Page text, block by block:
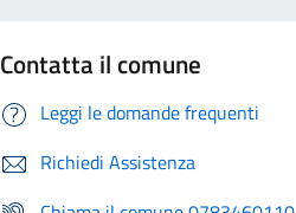
Contatta il comune
Leggi le domande frequenti
Richiedi Assistenza